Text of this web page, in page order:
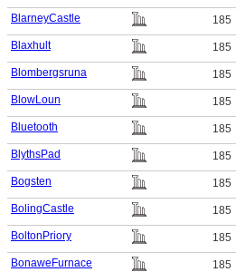
BlarneyCastle
185
Blaxhult
185
Blombergsruna
185
BlowLoun
185
Bluetooth
185
BlythsPad
185
Bogsten
185
BolingCastle
185
BoltonPriory
185
BonaweFurnace
185